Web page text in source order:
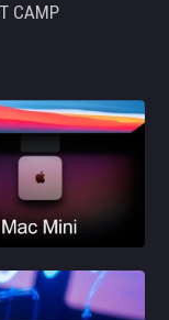
CAMP